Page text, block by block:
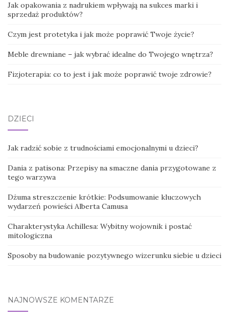
Jak opakowania z nadrukiem wpływają na sukces marki i
sprzedaż produktów?
Czym jest protetyka i jak może poprawić Twoje życie?
Meble drewniane – jak wybrać idealne do Twojego wnętrza?
Fizjoterapia: co to jest i jak może poprawić twoje zdrowie?
DZIECI
Jak radzić sobie z trudnościami emocjonalnymi u dzieci?
Dania z patisona: Przepisy na smaczne dania przygotowane z
tego warzywa
Dżuma streszczenie krótkie: Podsumowanie kluczowych
wydarzeń powieści Alberta Camusa
Charakterystyka Achillesa: Wybitny wojownik i postać
mitologiczna
Sposoby na budowanie pozytywnego wizerunku siebie u dzieci
NAJNOWSZE KOMENTARZE